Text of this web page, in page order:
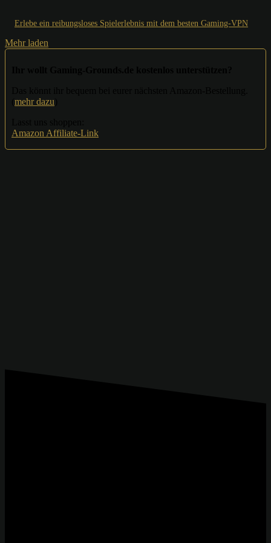
Erlebe ein reibungsloses Spielerlebnis mit dem besten Gaming-VPN
Mehr laden
mehr dazu
Amazon Affiliate-Link